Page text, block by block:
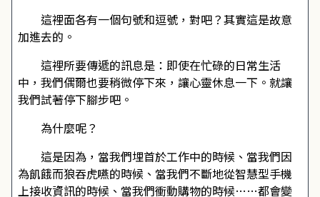
這裡面各有一個句號和逗號，對吧？其實這是故意
加進去的。
這裡所要傳遞的訊息是：即使在忙碌的日常生活
中，我們偶爾也要稍微停下來，讓心靈休息一下。就讓
我們試著停下腳步吧。
為什麼呢？
這是因為，當我們埋首於工作中的時候、當我們因
為飢餓而狼吞虎嚥的時候、當我們不斷地從智慧型手機
上接收資訊的時候、當我們衝動購物的時候……都會變